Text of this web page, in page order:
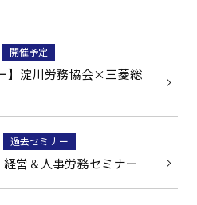
開催予定
】淀川労務協会×三菱総
過去セミナー
営＆人事労務セミナー